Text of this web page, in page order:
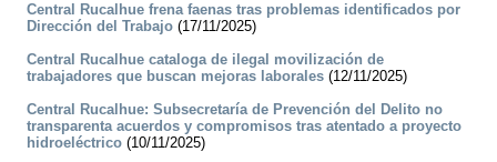
Central Rucalhue frena faenas tras problemas identificados por
Dirección del Trabajo (17/11/2025)
Central Rucalhue cataloga de ilegal movilización de
trabajadores que buscan mejoras laborales (12/11/2025)
Central Rucalhue: Subsecretaría de Prevención del Delito no
transparenta acuerdos y compromisos tras atentado a proyecto
hidroeléctrico (10/11/2025)